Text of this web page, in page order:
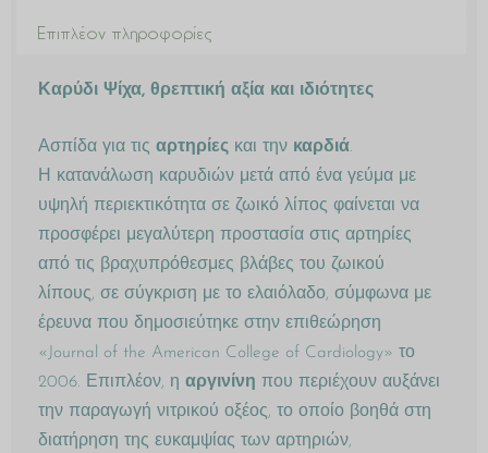
Επιπλέον πληροφορίες
Καρύδι Ψίχα, θρεπτική αξία και ιδιότητες
Ασπίδα για τις αρτηρίες και την καρδιά.
Η κατανάλωση καρυδιών μετά από ένα γεύμα με
υψηλή περιεκτικότητα σε ζωικό λίπος φαίνεται να
προσφέρει μεγαλύτερη προστασία στις αρτηρίες
από τις βραχυπρόθεσμες βλάβες του ζωικού
λίπους, σε σύγκριση με το ελαιό­λα­δο, σύμφωνα με
έρευνα που δημοσιεύτηκε στην επιθεώ­ρη­ση
«Journal of the American College of Cardiology» το
2006. Επιπλέον, η αργινίνη που περιέχουν αυξάνει
την παραγωγή νιτρικού οξέος, το οποίο βοηθά στη
διατήρηση της ευκαμψίας των αρτηριών,